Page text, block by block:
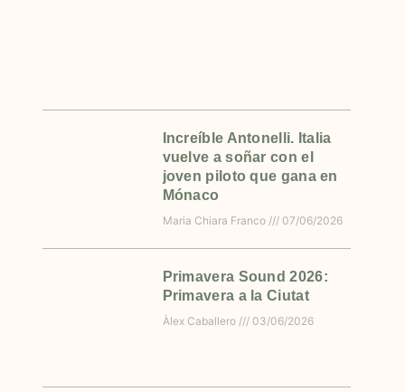
Increíble Antonelli. Italia
vuelve a soñar con el
joven piloto que gana en
Mónaco
Maria Chiara Franco 07/06/2026
Primavera Sound 2026:
Primavera a la Ciutat
Àlex Caballero 03/06/2026